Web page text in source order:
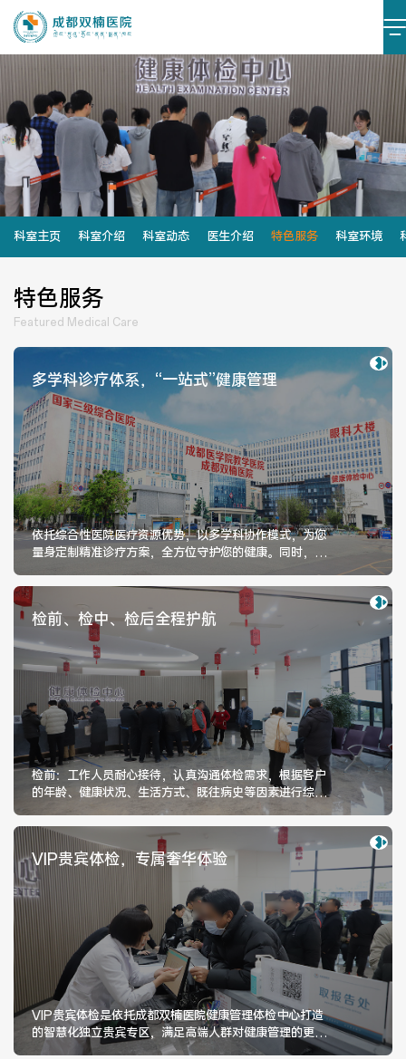
医院简介 医院文化
设施设备 环境照片
大事记
党建阵地
健康管理体检 手术科室
非手术科室 其他科室
医技科室
专家团队
专家坐诊 咨询挂号
门诊就诊指南 特色诊疗
医院布局 医保服务
出/入院服务 健康科普
意见建议 特殊人群服务
院内新闻 媒体报道
科室主页 科室介绍 科室动态 医生介绍 特色服务 科室环境
特色服务
Featured Medical Care
多学科诊疗体系，“一站式”健康管理
依托综合性医院医疗资源优势，以多学科协作模式，为您
量身定制精准诊疗方案，全方位守护您的健康。同时，依
可对接北京协和、北京同仁医院、北京天坛医院、解放军
总医院301医院等权威专家团队，快速解决健康疑难问
题。
检前、检中、检后全程护航
检前：工作人员耐心接待，认真沟通体检需求，根据客户
的年龄、健康状况、生活方式、既往病史等因素进行综合
性评估，帮客户搭配组合体检项目
VIP贵宾体检，专属奢华体验
VIP贵宾体检是依托成都双楠医院健康管理体检中心打造
的智慧化独立贵宾专区，满足高端人群对健康管理的更高
需求，尽享尊贵、私密、舒适的体检体验。